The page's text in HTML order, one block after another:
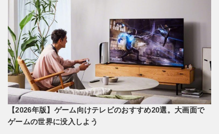
【2026年版】ゲーム向けテレビのおすすめ20選。大画面で
ゲームの世界に没入しよう